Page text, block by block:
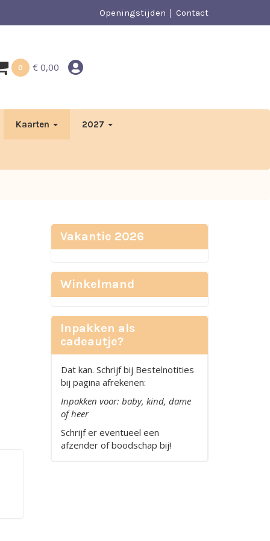
Openingstijden Contact
0 € 0,00
Kaarten 2027
Vakantie 2026
Winkelmand
Inpakken als
cadeautje?
Dat kan. Schrijf bij Bestelnotities
bij pagina afrekenen:
Inpakken voor: baby, kind, dame
of heer
Schrijf er eventueel een
afzender of boodschap bij!